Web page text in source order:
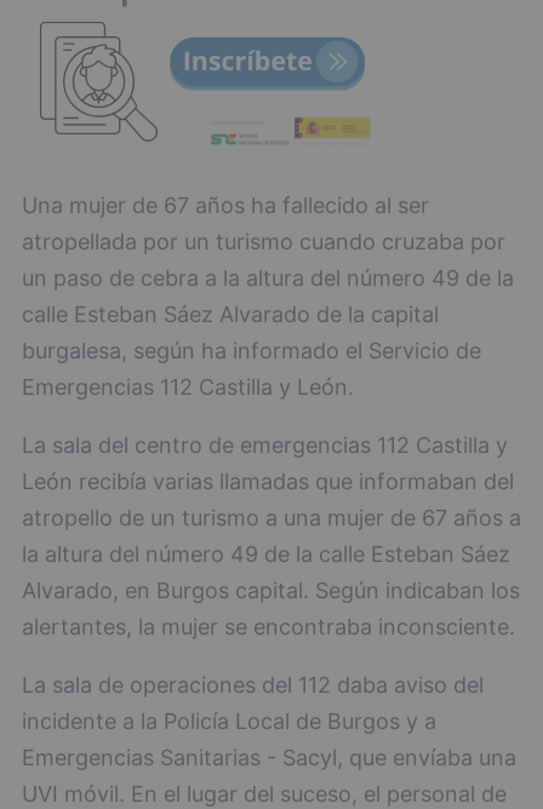
Una mujer de 67 años ha fallecido al ser
atropellada por un turismo cuando cruzaba por
un paso de cebra a la altura del número 49 de la
calle Esteban Sáez Alvarado de la capital
burgalesa, según ha informado el Servicio de
Emergencias 112 Castilla y León.
La sala del centro de emergencias 112 Castilla y
León recibía varias llamadas que informaban del
atropello de un turismo a una mujer de 67 años a
la altura del número 49 de la calle Esteban Sáez
Alvarado, en Burgos capital. Según indicaban los
alertantes, la mujer se encontraba inconsciente.
La sala de operaciones del 112 daba aviso del
incidente a la Policía Local de Burgos y a
Emergencias Sanitarias - Sacyl, que envíaba una
UVI móvil. En el lugar del suceso, el personal de